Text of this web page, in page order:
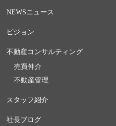
NEWSニュース
ビジョン
不動産コンサルティング
売買仲介
不動産管理
スタッフ紹介
社長ブログ